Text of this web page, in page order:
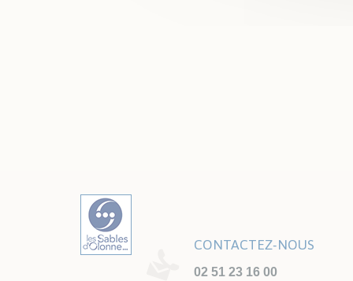
CONTACTEZ-NOUS
02 51 23 16 00